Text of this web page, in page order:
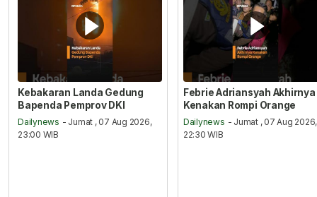
Kebakaran Landa Gedung
Bapenda Pemprov DKI
Dailynews - Jumat , 07 Aug 2026,
23:00 WIB
Febrie Adriansyah Akhirnya
Kenakan Rompi Orange
Dailynews - Jumat , 07 Aug 2026,
22:30 WIB